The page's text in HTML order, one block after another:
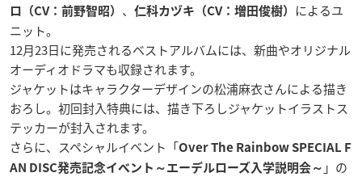
ロ（CV：前野智昭） 、 仁科カヅキ（CV：増田俊樹）
によるユ
ニット。
12月23日に発売されるベストアルバムには、新曲やオリジナル
オーディオドラマも収録されます。
ジャケットはキャラクターデザインの松浦麻衣さんによる描き
おろし。初回封入特典には、描き下ろしジャケットイラストス
テッカーが封入されます。
さらに、スペシャルイベント「Over The Rainbow SPECIAL F
AN DISC発売記念イベント～エーデルローズ入学説明会～ 」の